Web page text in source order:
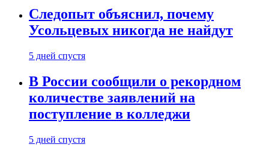
Следопыт объяснил, почему
Усольцевых никогда не найдут
5 дней спустя
В России сообщили о рекордном
количестве заявлений на
поступление в колледжи
5 дней спустя